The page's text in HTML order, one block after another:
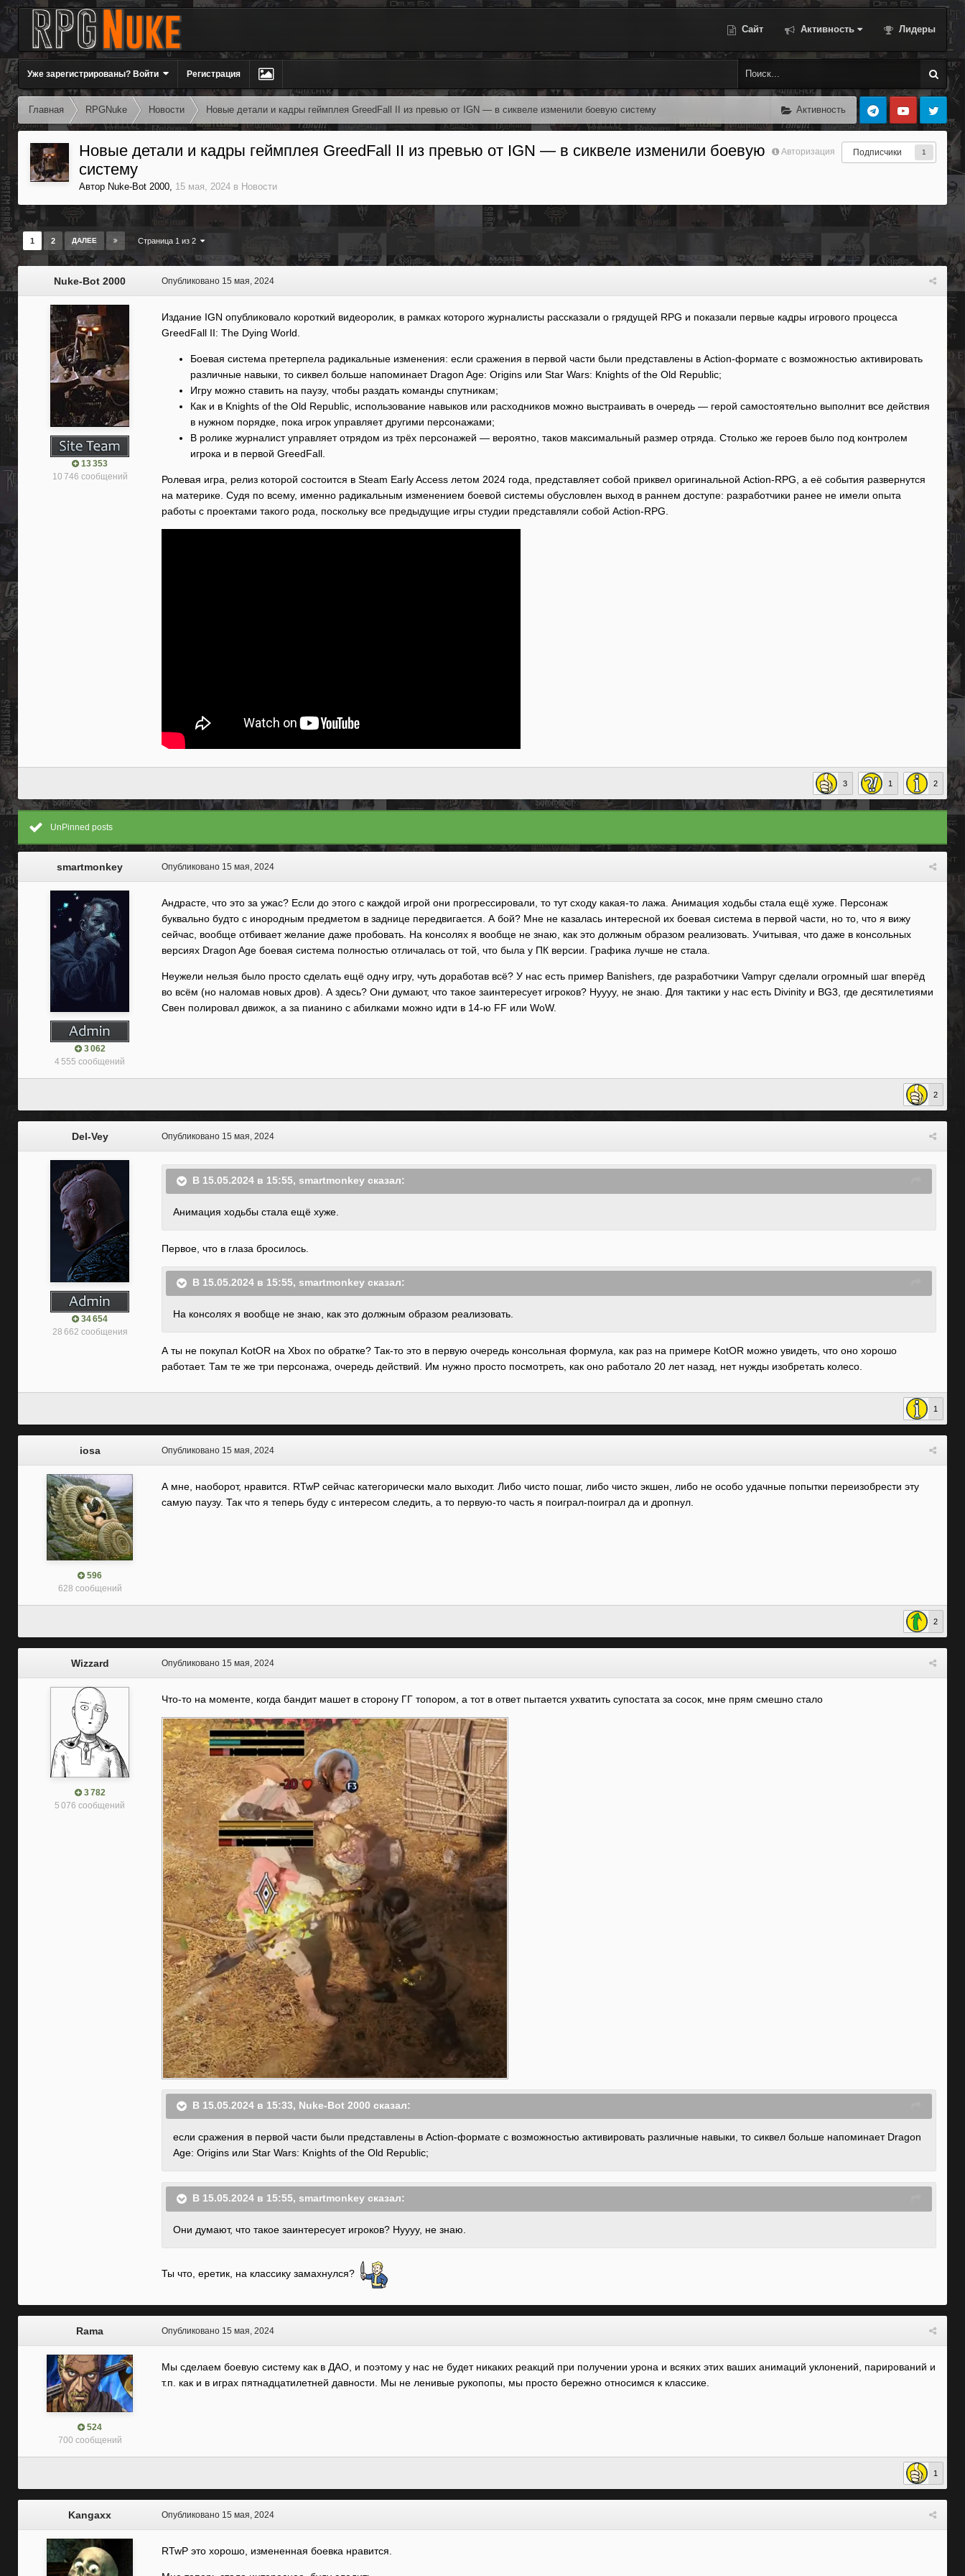
Сайт Активность Лидеры
Уже зарегистрированы? Войти Регистрация
Активность
Главная RPGNuke Новости Новые детали и кадры геймплея GreedFall II из превью от IGN — в сиквеле изменили боевую систему
Авторизация Подписчики 1
Новые детали и кадры геймплея GreedFall II из превью от IGN — в сиквеле изменили боевую
систему
Автор Nuke-Bot 2000, 15 мая, 2024 в Новости
1 2 ДАЛЕЕ Страница 1 из 2
Nuke-Bot 2000
13 353
10 746 сообщений
Опубликовано 15 мая, 2024
Издание IGN опубликовало короткий видеоролик, в рамках которого журналисты рассказали о грядущей RPG и показали первые кадры игрового процесса
GreedFall II: The Dying World.
Боевая система претерпела радикальные изменения: если сражения в первой части были представлены в Action-формате с возможностью активировать
различные навыки, то сиквел больше напоминает Dragon Age: Origins или Star Wars: Knights of the Old Republic;
Игру можно ставить на паузу, чтобы раздать команды спутникам;
Как и в Knights of the Old Republic, использование навыков или расходников можно выстраивать в очередь — герой самостоятельно выполнит все действия
в нужном порядке, пока игрок управляет другими персонажами;
В ролике журналист управляет отрядом из трёх персонажей — вероятно, таков максимальный размер отряда. Столько же героев было под контролем
игрока и в первой GreedFall.
Ролевая игра, релиз которой состоится в Steam Early Access летом 2024 года, представляет собой приквел оригинальной Action-RPG, а её события развернутся
на материке. Судя по всему, именно радикальным изменением боевой системы обусловлен выход в раннем доступе: разработчики ранее не имели опыта
работы с проектами такого рода, поскольку все предыдущие игры студии представляли собой Action-RPG.
3 1 2
UnPinned posts
smartmonkey
3 062
4 555 сообщений
Опубликовано 15 мая, 2024
Андрасте, что это за ужас? Если до этого с каждой игрой они прогрессировали, то тут сходу какая-то лажа. Анимация ходьбы стала ещё хуже. Персонаж
буквально будто с инородным предметом в заднице передвигается. А бой? Мне не казалась интересной их боевая система в первой части, но то, что я вижу
сейчас, вообще отбивает желание даже пробовать. На консолях я вообще не знаю, как это должным образом реализовать. Учитывая, что даже в консольных
версиях Dragon Age боевая система полностью отличалась от той, что была у ПК версии. Графика лучше не стала.
Неужели нельзя было просто сделать ещё одну игру, чуть доработав всё? У нас есть пример Banishers, где разработчики Vampyr сделали огромный шаг вперёд
во всём (но наломав новых дров). А здесь? Они думают, что такое заинтересует игроков? Нуууу, не знаю. Для тактики у нас есть Divinity и BG3, где десятилетиями
Свен полировал движок, а за пианино с абилками можно идти в 14-ю FF или WoW.
2
Del-Vey
34 654
28 662 сообщения
Опубликовано 15 мая, 2024
В 15.05.2024 в 15:55, smartmonkey сказал:
Анимация ходьбы стала ещё хуже.
Первое, что в глаза бросилось.
В 15.05.2024 в 15:55, smartmonkey сказал:
На консолях я вообще не знаю, как это должным образом реализовать.
А ты не покупал KotOR на Xbox по обратке? Так-то это в первую очередь консольная формула, как раз на примере KotOR можно увидеть, что оно хорошо
работает. Там те же три персонажа, очередь действий. Им нужно просто посмотреть, как оно работало 20 лет назад, нет нужды изобретать колесо.
1
iosa
596
628 сообщений
Опубликовано 15 мая, 2024
А мне, наоборот, нравится. RTwP сейчас категорически мало выходит. Либо чисто пошаг, либо чисто экшен, либо не особо удачные попытки переизобрести эту
самую паузу. Так что я теперь буду с интересом следить, а то первую-то часть я поиграл-поиграл да и дропнул.
2
Wizzard
3 782
5 076 сообщений
Опубликовано 15 мая, 2024
Что-то на моменте, когда бандит машет в сторону ГГ топором, а тот в ответ пытается ухватить супостата за сосок, мне прям смешно стало
В 15.05.2024 в 15:33, Nuke-Bot 2000 сказал:
если сражения в первой части были представлены в Action-формате с возможностью активировать различные навыки, то сиквел больше напоминает Dragon
Age: Origins или Star Wars: Knights of the Old Republic;
В 15.05.2024 в 15:55, smartmonkey сказал:
Они думают, что такое заинтересует игроков? Нуууу, не знаю.
Ты что, еретик, на классику замахнулся?
Rama
524
700 сообщений
Опубликовано 15 мая, 2024
Мы сделаем боевую систему как в ДАО, и поэтому у нас не будет никаких реакций при получении урона и всяких этих ваших анимаций уклонений, парирований и
т.п. как и в играх пятнадцатилетней давности. Мы не ленивые рукопопы, мы просто бережно относимся к классике.
1
Kangaxx Опубликовано 15 мая, 2024
RTwP это хорошо, измененная боевка нравится.